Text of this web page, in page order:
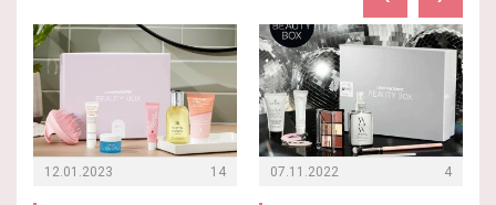
12.01.2023 14 07.11.2022 4